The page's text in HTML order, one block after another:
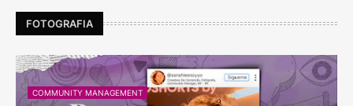
FOTOGRAFIA
COMMUNITY MANAGEMENT